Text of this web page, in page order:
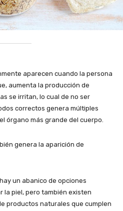
aparecen cuando la persona
aumenta la producción de
se irritan, lo cual de no ser
correctos genera múltiples
órgano más grande del cuerpo.
genera la aparición de
un abanico de opciones
la piel, pero también existen
productos naturales que cumplen